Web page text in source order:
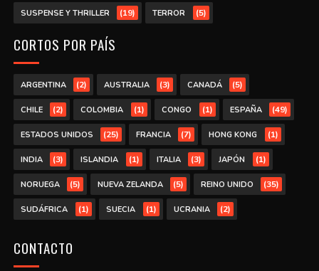
SUSPENSE Y THRILLER (19) TERROR (5)
CORTOS POR PAÍS
ARGENTINA (2) AUSTRALIA (3) CANADÁ (5)
CHILE (2) COLOMBIA (1) CONGO (1) ESPAÑA (49)
ESTADOS UNIDOS (25) FRANCIA (7) HONG KONG (1)
INDIA (3) ISLANDIA (1) ITALIA (3) JAPÓN (1)
NORUEGA (5) NUEVA ZELANDA (5) REINO UNIDO (35)
SUDÁFRICA (1) SUECIA (1) UCRANIA (2)
CONTACTO